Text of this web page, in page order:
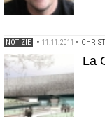
NOTIZIE • 11.11.2011 •
La